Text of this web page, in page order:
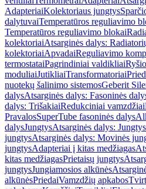
AdapteriaiKolektoriaus jungtys
dalytuvaiTemperatūros reguliavimo
Temperatūros reguliavimo blokai
kolektoriaiAtsarginės dalys:
kolektoriaiApvadaiReguliavimo
termostataiPagrindiniai valdikliaiRyšio
moduliaiJutikliaiTransformatoriai
nuotekų šalinimo sistemosGeberit
dalysAtsarginės dalys: Fasoninės
dalys: TrišakiaiRedukciniai vamzdžiai
PravalosSuperTube fasoninės dalys
dalysJungtysAtsarginės dalys: Jungtys
jungtysAtsarginės dalys: Movinės
jungtysAdapteriai į kitas medžiagas
kitas medžiagasPrietaisų jungtys
jungtysJungiamosios alkūnės
alkūnėsPriedaiVamzdžių apkabos